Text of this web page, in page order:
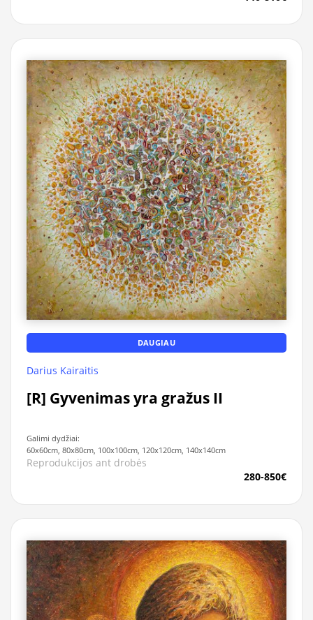
DAUGIAU
Darius Kairaitis
[R] Gyvenimas yra gražus II
Galimi dydžiai:
60x60cm, 80x80cm, 100x100cm, 120x120cm, 140x140cm
Reprodukcijos ant drobės
280-850€